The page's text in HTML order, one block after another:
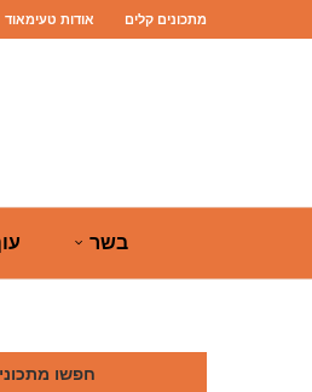
מתכונים קלים אודות טעימאוד
בשר
חפשו